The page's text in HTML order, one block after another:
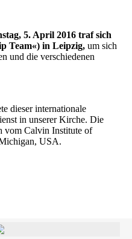
5. April 2016 traf sich
Team«) in Leipzig, um sich
und die verschiedenen
dieser internationale
in unserer Kirche. Die
vom Calvin Institute of
USA.